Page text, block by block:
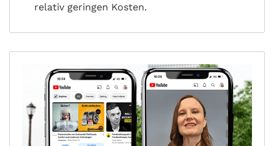
relativ geringen Kosten.